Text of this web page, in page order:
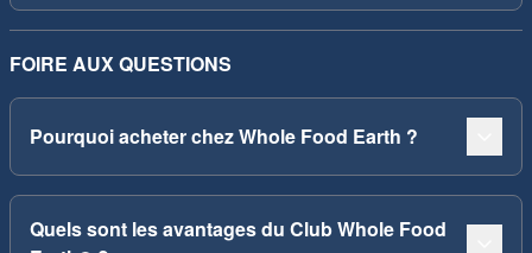
FOIRE AUX QUESTIONS
Pourquoi acheter chez Whole Food Earth ?
Quels sont les avantages du Club Whole Food